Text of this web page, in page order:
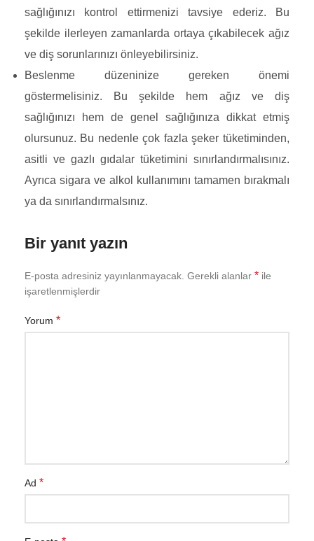
sağlığınızı kontrol ettirmenizi tavsiye ederiz. Bu
şekilde ilerleyen zamanlarda ortaya çıkabilecek ağız
ve diş sorunlarınızı önleyebilirsiniz.
Beslenme düzeninize gereken önemi
göstermelisiniz. Bu şekilde hem ağız ve diş
sağlığınızı hem de genel sağlığınıza dikkat etmiş
olursunuz. Bu nedenle çok fazla şeker tüketiminden,
asitli ve gazlı gıdalar tüketimini sınırlandırmalısınız.
Ayrıca sigara ve alkol kullanımını tamamen bırakmalı
ya da sınırlandırmalsınız.
Bir yanıt yazın
E-posta adresiniz yayınlanmayacak. Gerekli alanlar * ile
işaretlenmişlerdir
Yorum *
Ad *